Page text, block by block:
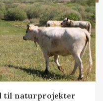
til naturprojekter